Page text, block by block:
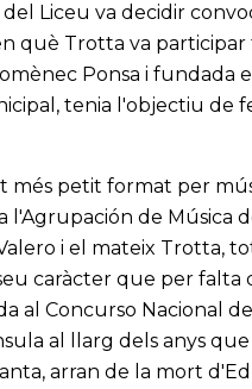
Liceu va decidir
què Trotta va participar
Ponsa i fundada
tenia l'objectiu de
petit format per
l'Agrupación de Música
i el mateix Trotta,
caràcter que per falta
al Concurso Nacional
al llarg dels anys que
arran de la mort